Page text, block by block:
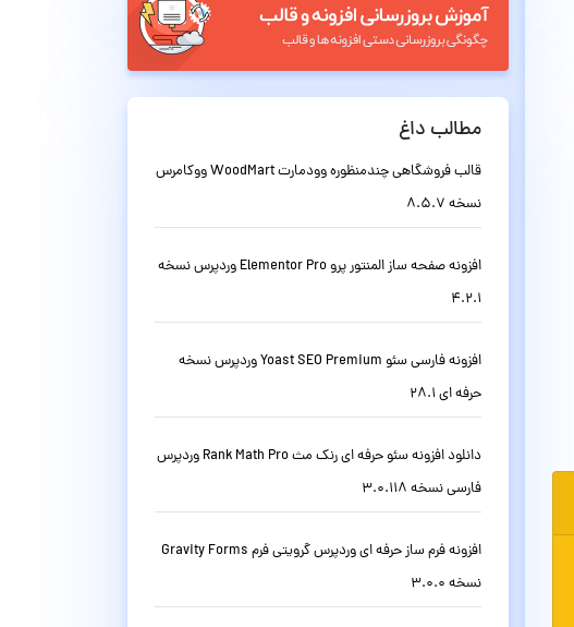
مطالب داغ
قالب فروشگاهی چندمنظوره وودمارت WoodMart ووکامرس
نسخه 8.5.7
افزونه صفحه ساز المنتور پرو Elementor Pro وردپرس نسخه
4.2.1
افزونه فارسی سئو Yoast SEO Premium وردپرس نسخه
حرفه ای 28.1
دانلود افزونه سئو حرفه ای رنک مث Rank Math Pro وردپرس
فارسی نسخه 3.0.118
افزونه فرم ساز حرفه ای وردپرس گرویتی فرم Gravity Forms
نسخه 3.0.0